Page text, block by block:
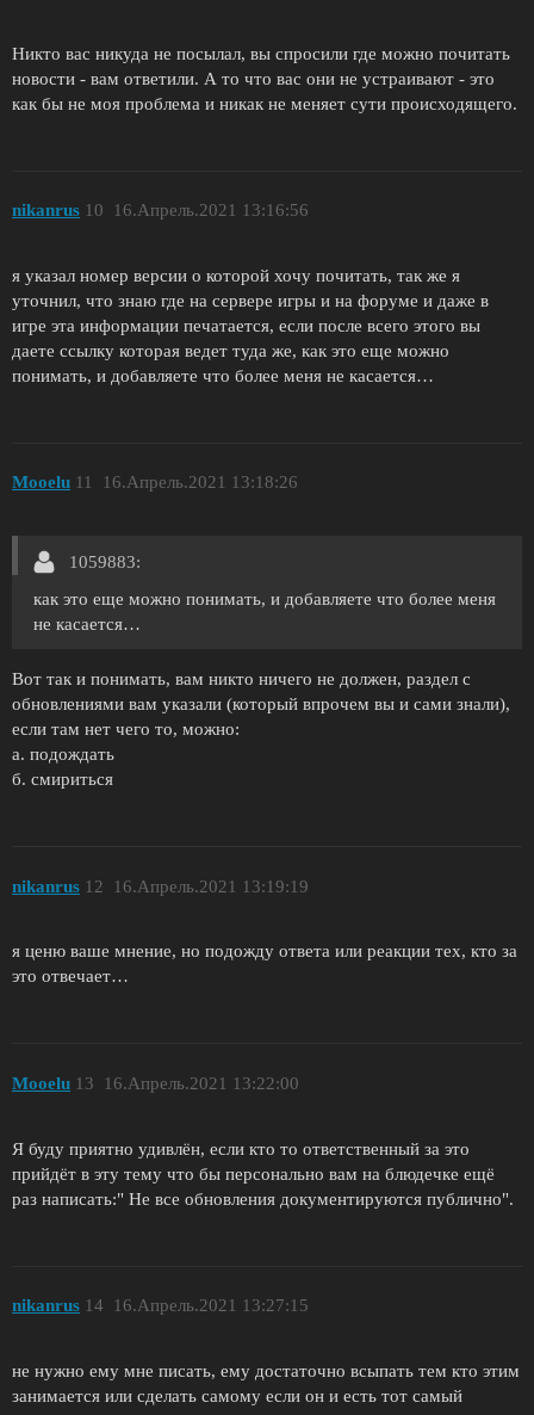
Никто вас никуда не посылал, вы спросили где можно почитать
новости - вам ответили. А то что вас они не устраивают - это
как бы не моя проблема и никак не меняет сути происходящего.
nikanrus 16.Апрель.2021 13:16:56
10
я указал номер версии о которой хочу почитать, так же я
уточнил, что знаю где на сервере игры и на форуме и даже в
игре эта информации печатается, если после всего этого вы
даете ссылку которая ведет туда же, как это еще можно
понимать, и добавляете что более меня не касается…
Mooelu 16.Апрель.2021 13:18:26
11
1059883:
как это еще можно понимать, и добавляете что более меня
не касается…
Вот так и понимать, вам никто ничего не должен, раздел с
обновлениями вам указали (который впрочем вы и сами знали),
если там нет чего то, можно:
а. подождать
б. смириться
nikanrus 16.Апрель.2021 13:19:19
12
я ценю ваше мнение, но подожду ответа или реакции тех, кто за
это отвечает…
Mooelu 16.Апрель.2021 13:22:00
13
Я буду приятно удивлён, если кто то ответственный за это
прийдёт в эту тему что бы персонально вам на блюдечке ещё
раз написать:" Не все обновления документируются публично".
nikanrus 16.Апрель.2021 13:27:15
14
не нужно ему мне писать, ему достаточно всыпать тем кто этим
занимается или сделать самому если он и есть тот самый